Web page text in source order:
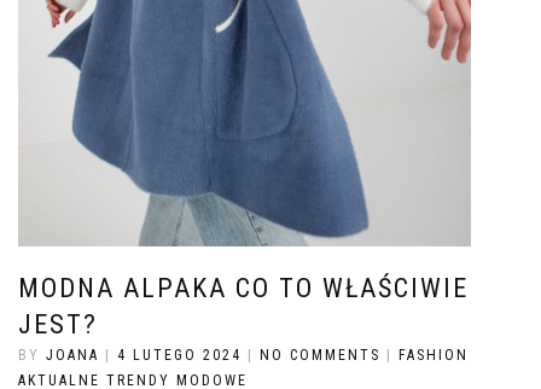
MODNA ALPAKA CO TO WŁAŚCIWIE
JEST?
BY JOANA 4 LUTEGO 2024 NO COMMENTS
FASHION
AKTUALNE TRENDY MODOWE